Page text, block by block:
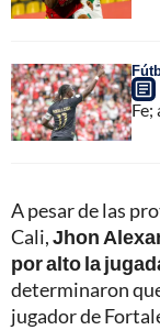
A pesar de las
Cali,Jhon
por alto la
determinaron
jugador de